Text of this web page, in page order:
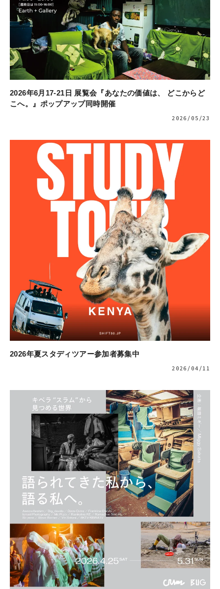
2026年6月17-21日 展覧会『あなたの価値は、 どこからど
こへ。』ポップアップ同時開催
2026/05/23
2026年夏スタディツアー参加者募集中
2026/04/11